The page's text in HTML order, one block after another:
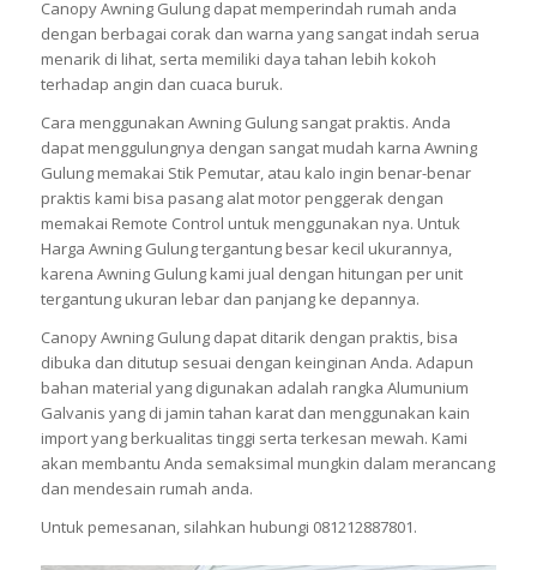
Canopy Awning Gulung dapat memperindah rumah anda
dengan berbagai corak dan warna yang sangat indah serua
menarik di lihat, serta memiliki daya tahan lebih kokoh
terhadap angin dan cuaca buruk.
Cara menggunakan Awning Gulung sangat praktis. Anda
dapat menggulungnya dengan sangat mudah karna Awning
Gulung memakai Stik Pemutar, atau kalo ingin benar-benar
praktis kami bisa pasang alat motor penggerak dengan
memakai Remote Control untuk menggunakan nya. Untuk
Harga Awning Gulung tergantung besar kecil ukurannya,
karena Awning Gulung kami jual dengan hitungan per unit
tergantung ukuran lebar dan panjang ke depannya.
Canopy Awning Gulung dapat ditarik dengan praktis, bisa
dibuka dan ditutup sesuai dengan keinginan Anda. Adapun
bahan material yang digunakan adalah rangka Alumunium
Galvanis yang di jamin tahan karat dan menggunakan kain
import yang berkualitas tinggi serta terkesan mewah. Kami
akan membantu Anda semaksimal mungkin dalam merancang
dan mendesain rumah anda.
Untuk pemesanan, silahkan hubungi 081212887801.